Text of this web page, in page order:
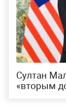
Султан
«вторым